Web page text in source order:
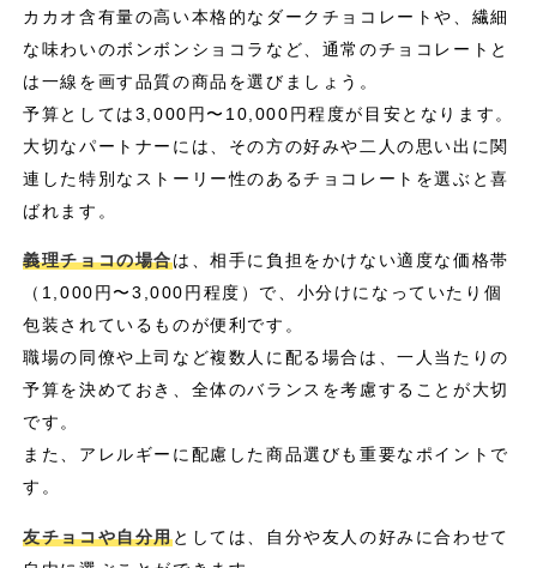
カカオ含有量の高い本格的なダークチョコレートや、繊細
な味わいのボンボンショコラなど、通常のチョコレートと
は一線を画す品質の商品を選びましょう。
予算としては3,000円〜10,000円程度が目安となります。
大切なパートナーには、その方の好みや二人の思い出に関
連した特別なストーリー性のあるチョコレートを選ぶと喜
ばれます。
義理チョコの場合は、相手に負担をかけない適度な価格帯
（1,000円〜3,000円程度）で、小分けになっていたり個
包装されているものが便利です。
職場の同僚や上司など複数人に配る場合は、一人当たりの
予算を決めておき、全体のバランスを考慮することが大切
です。
また、アレルギーに配慮した商品選びも重要なポイントで
す。
友チョコや自分用としては、自分や友人の好みに合わせて